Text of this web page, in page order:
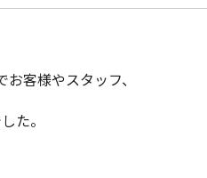
客様やスタッフ、
た。